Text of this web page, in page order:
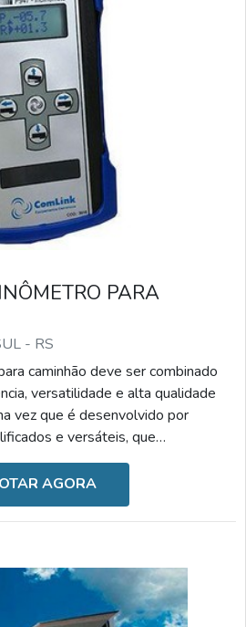
PARA
- RS
caminhão deve ser combinado
versatilidade e alta qualidade
vez que é desenvolvido por
e versáteis, que
com a maestria. Diante desses
o fator menos relevante.A
NO DIA A DIAAs
de basculantes são os
AGORA